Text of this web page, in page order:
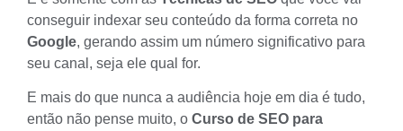
conseguir indexar seu conteúdo da forma correta no
Google, gerando assim um número significativo para
seu canal, seja ele qual for.
E mais do que nunca a audiência hoje em dia é tudo,
então não pense muito, o Curso de SEO para